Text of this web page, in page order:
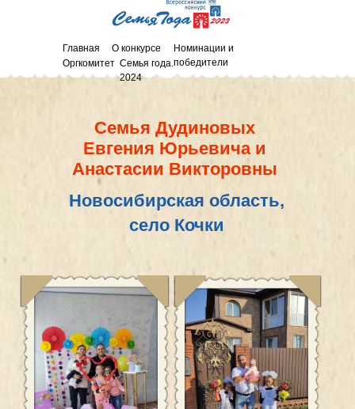
Главная О конкурсе
Номинации и
победители
Семья года.
2024
Оргкомитет
Анастасии Викторовны
Новосибирская область,